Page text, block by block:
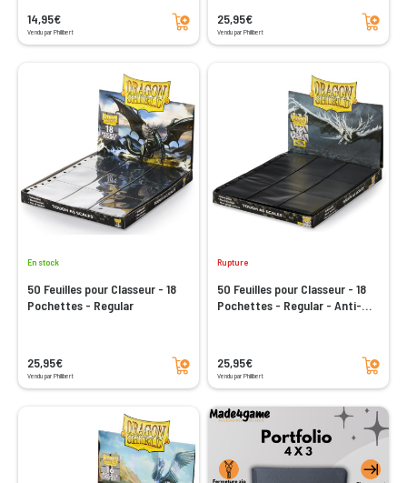
14,95€
Vendu par Philibert
Ajouter au panier 25,95€
Vendu par Philibert
Ajouter au panier
En stock
50 Feuilles pour Classeur - 18
Pochettes - Regular
25,95€
Vendu par Philibert
Ajouter au panier
Rupture
50 Feuilles pour Classeur - 18
Pochettes - Regular - Anti-
25,95€
Vendu par Philibert
Ajouter au panier